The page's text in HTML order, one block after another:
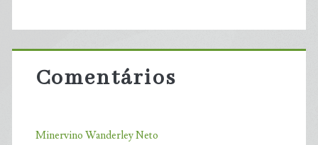
Comentários
Minervino Wanderley Neto